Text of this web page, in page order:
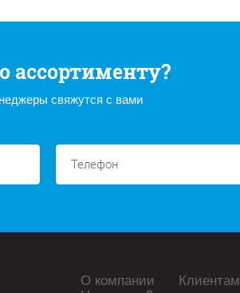
ассортименту?
свяжутся с вами
О компании Клиентам